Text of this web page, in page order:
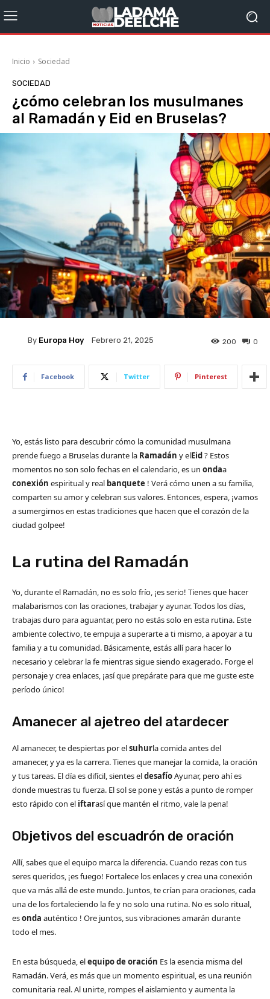
Inicio Sociedad
SOCIEDAD
¿cómo celebran los musulmanes
al Ramadán y Eid en Bruselas?
By Europa Hoy Febrero 21, 2025 0
200
Facebook Twitter Pinterest
Yo, estás listo para descubrir cómo la comunidad musulmana
prende fuego a Bruselas durante la Ramadán y elEid ? Estos
momentos no son solo fechas en el calendario, es un ondaa
conexión espiritual y real banquete ! Verá cómo unen a su familia,
comparten su amor y celebran sus valores. Entonces, espera, ¡vamos
a sumergirnos en estas tradiciones que hacen que el corazón de la
ciudad golpee!
La rutina del Ramadán
Yo, durante el Ramadán, no es solo frío, ¡es serio! Tienes que hacer
malabarismos con las oraciones, trabajar y ayunar. Todos los días,
trabajas duro para aguantar, pero no estás solo en esta rutina. Este
ambiente colectivo, te empuja a superarte a ti mismo, a apoyar a tu
familia y a tu comunidad. Básicamente, estás allí para hacer lo
necesario y celebrar la fe mientras sigue siendo exagerado. Forge el
personaje y crea enlaces, ¡así que prepárate para que me guste este
período único!
Amanecer al ajetreo del atardecer
Al amanecer, te despiertas por elsuhurla comida antes del
amanecer, y ya es la carrera. Tienes que manejar la comida, la oración
y tus tareas. El día es difícil, sientes eldesafíoAyunar, pero ahí es
donde muestras tu fuerza. El sol se pone y estás a punto de romper
esto rápido con el iftarasí que mantén el ritmo, vale la pena!
Objetivos del escuadrón de oración
Allí, sabes que el equipo marca la diferencia. Cuando rezas con tus
seres queridos, ¡es fuego! Fortalece los enlaces y crea una conexión
que va más allá de este mundo. Juntos, te crían para oraciones, cada
una de los fortaleciendo la fe y no solo una rutina. No es solo ritual,
esonda auténtico ! Ore juntos, sus vibraciones amarán durante
todo el mes.
En esta búsqueda, elequipo de oración Es la esencia misma del
Ramadán. Verá, es más que un momento espiritual, es una reunión
comunitaria real. Al unirte, rompes el aislamiento y aumenta la